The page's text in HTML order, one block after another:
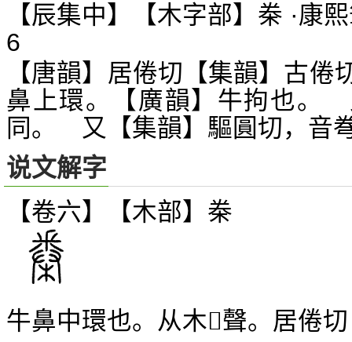
【辰集中】【木字部】桊 ·康
6
【唐韻】居倦切【集韻】古倦
鼻上環。【廣韻】牛拘也。
同。 又【集韻】驅圓切，音
说文解字
【卷六】【木部】 桊
牛鼻中環也。从木聲。居倦切